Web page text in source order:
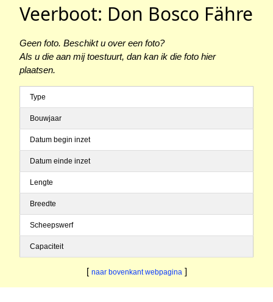
Veerboot: Don Bosco Fähre
Geen foto. Beschikt u over een foto?
Als u die aan mij toestuurt, dan kan ik die foto hier
plaatsen.
Type
Bouwjaar
Datum begin inzet
Datum einde inzet
Lengte
Breedte
Scheepswerf
Capaciteit
[ naar bovenkant webpagina ]